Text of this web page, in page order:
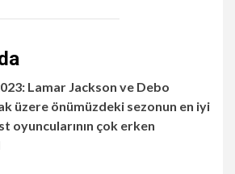
Lamar Jackson ve Debo
üzere önümüzdeki sezonun en iyi
oyuncularının çok erken